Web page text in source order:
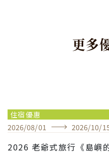
更多
住宿優惠
2026/08/01 2026/10/
2026 老爺式旅行《島嶼